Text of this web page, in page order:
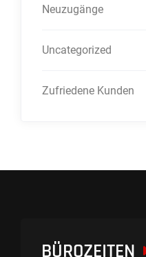
Neuzugänge
Uncategorized
Zufriedene Kunden
BÜROZEITEN